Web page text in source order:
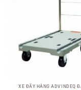
XE ĐẨY HÀNG ADVINDEQ